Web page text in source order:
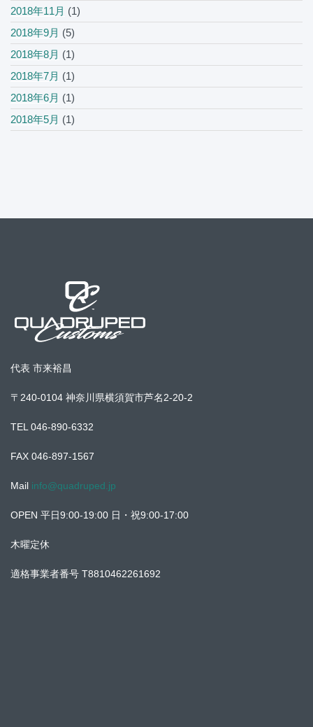
2018年11月 (1)
2018年9月 (5)
2018年8月 (1)
2018年7月 (1)
2018年6月 (1)
2018年5月 (1)
代表 市来裕昌
〒240-0104 神奈川県横須賀市芦名2-20-2
TEL 046-890-6332
FAX 046-897-1567
Mail info@quadruped.jp
OPEN 平日9:00-19:00 日・祝9:00-17:00
木曜定休
適格事業者番号 T8810462261692